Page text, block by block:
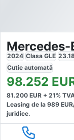
Mercedes-
2024 Clasa GLE
Cutie automată
98.252
81.200 EUR + 21%
Leasing de la 989
juridice.